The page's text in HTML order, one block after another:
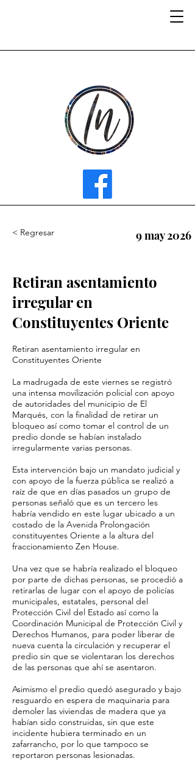
< Regresar 9 may 2026
Retiran asentamiento
irregular en
Constituyentes Oriente
Retiran asentamiento irregular en
Constituyentes Oriente
La madrugada de este viernes se registró
una intensa movilización policial con apoyo
de autoridades del municipio de El
Marqués, con la finalidad de retirar un
bloqueo así como tomar el control de un
predio donde se habían instalado
irregularmente varias personas.
Esta intervención bajo un mandato judicial y
con apoyo de la fuerza pública se realizó a
raíz de que en días pasados un grupo de
personas señaló que es un tercero les
habría vendido en este lugar ubicado a un
costado de la Avenida Prolongación
constituyentes Oriente a la altura del
fraccionamiento Zen House.
Una vez que se habría realizado el bloqueo
por parte de dichas personas, se procedió a
retirarlas de lugar con el apoyo de policías
municipales, estatales, personal del
Protección Civil del Estado así como la
Coordinación Municipal de Protección Civil y
Derechos Humanos, para poder liberar de
nueva cuenta la circulación y recuperar el
predio sin que se violentaran los derechos
de las personas que ahí se asentaron.
Asimismo el predio quedó asegurado y bajo
resguardo en espera de maquinaria para
demoler las viviendas de madera que ya
habían sido construidas, sin que este
incidente hubiera terminado en un
zafarrancho, por lo que tampoco se
reportaron personas lesionadas.